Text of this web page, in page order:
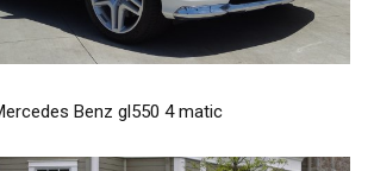
Benz gl550 4 matic